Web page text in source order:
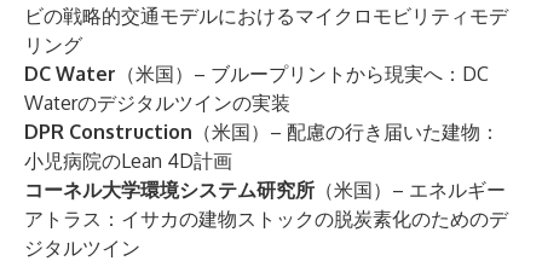
ビの戦略的交通モデルにおけるマイクロモビリティモデ
リング
DC Water （米国）– ブループリントから現実へ：DC
Waterのデジタルツインの実装
DPR Construction （米国）– 配慮の行き届いた建物：
小児病院のLean 4D計画
コーネル大学環境システム研究所 （米国）– エネルギー
アトラス：イサカの建物ストックの脱炭素化のためのデ
ジタルツイン